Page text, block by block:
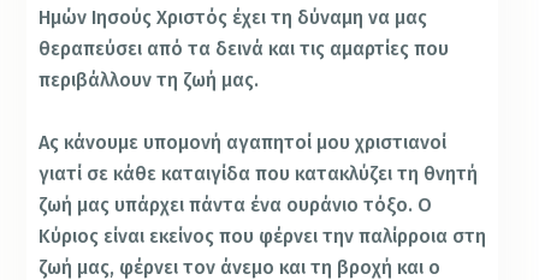
Ημών Ιησούς Χριστός έχει τη δύναμη να μας
θεραπεύσει από τα δεινά και τις αμαρτίες που
περιβάλλουν τη ζωή μας.
Ας κάνουμε υπομονή αγαπητοί μου χριστιανοί
γιατί σε κάθε καταιγίδα που κατακλύζει τη θνητή
ζωή μας υπάρχει πάντα ένα ουράνιο τόξο. Ο
Κύριος είναι εκείνος που φέρνει την παλίρροια στη
ζωή μας, φέρνει τον άνεμο και τη βροχή και ο